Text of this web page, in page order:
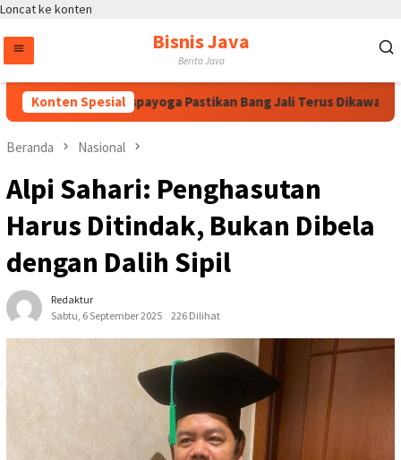
Loncat ke konten
Bisnis Java
Berita Java
Konten Spesial
Bintang Puspayoga Pastikan Bang Jali Terus Dikawal dan
Beranda Nasional
Alpi Sahari: Penghasutan
Harus Ditindak, Bukan Dibela
dengan Dalih Sipil
Redaktur
Sabtu, 6 September 2025
226 Dilihat